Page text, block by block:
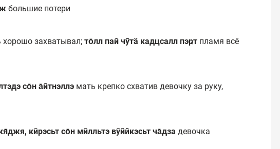
большие потери
хорошо захватывал; то̄лл пай чӯтӓ кадцсалл пэҏт пламя всё
со̄н а̄йтнэллэ мать крепко схватив девочку за руку,
кӣрэсьт со̄н мӣлльтэ вӯййкэсьт ча̄дза девочка